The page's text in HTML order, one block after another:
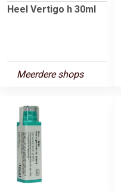
Heel Vertigo h 30ml
Meerdere shops